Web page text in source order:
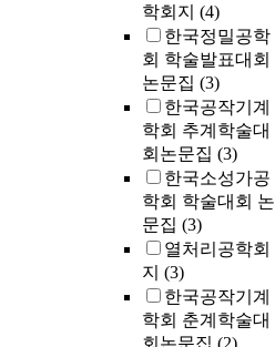
학회지 (4)
한국정밀공학
회 학술발표대회
논문집 (3)
한국공작기계
학회 추계학술대
회논문집 (3)
한국소성가공
학회 학술대회 논
문집 (3)
열처리공학회
지 (3)
한국공작기계
학회 춘계학술대